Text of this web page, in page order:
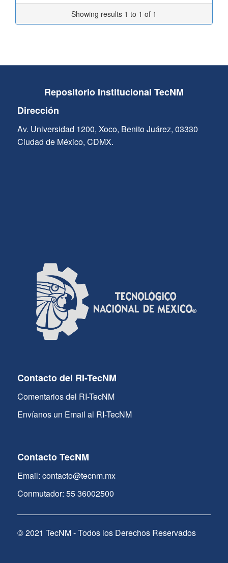
Showing results 1 to 1 of 1
Repositorio Institucional TecNM
Dirección
Av. Universidad 1200, Xoco, Benito Juárez, 03330
Ciudad de México, CDMX.
Contacto del RI-TecNM
Comentarios del RI-TecNM
Envíanos un Email al RI-TecNM
Contacto TecNM
Email: contacto@tecnm.mx
Conmutador: 55 36002500
© 2021 TecNM - Todos los Derechos Reservados